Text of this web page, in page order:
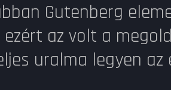
Gutenberg
az volt a
uralma legyen